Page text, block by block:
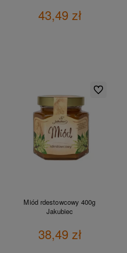
43,49 zł
Miód rdestowcowy 400g
Jakubiec
38,49 zł
Do ulubionych